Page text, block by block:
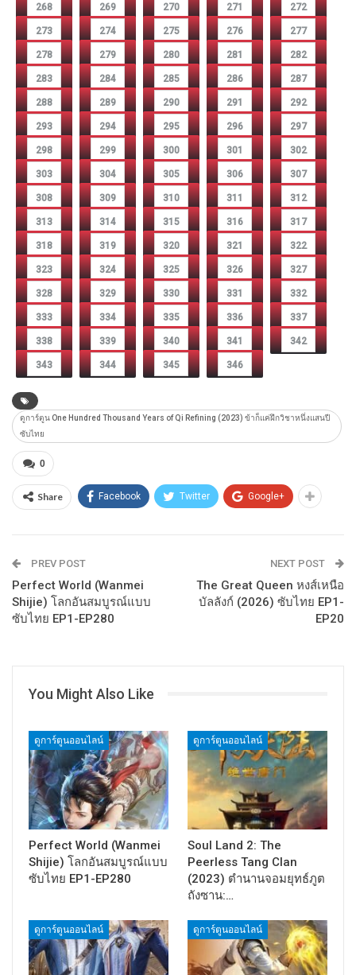
268 269 270 271 272
273 274 275 276 277
278 279 280 281 282
283 284 285 286 287
288 289 290 291 292
293 294 295 296 297
298 299 300 301 302
303 304 305 306 307
308 309 310 311 312
313 314 315 316 317
318 319 320 321 322
323 324 325 326 327
328 329 330 331 332
333 334 335 336 337
338 339 340 341 342
343 344 345 346
ดูการ์ตูน One Hundred Thousand Years of Qi Refining (2023) ข้าก็แค่ฝึกวิชาหนึ่งแสนปี
ซับไทย
0
Share Facebook Twitter Google+
PREV POST
Perfect World (Wanmei
Shijie) โลกอันสมบูรณ์แบบ
ซับไทย EP1-EP280
NEXT POST
The Great Queen หงส์เหนือ
บัลลังก์ (2026) ซับไทย EP1-
EP20
You Might Also Like
ดูการ์ตูนออนไลน์
Perfect World (Wanmei
Shijie) โลกอันสมบูรณ์แบบ
ซับไทย EP1-EP280
ดูการ์ตูนออนไลน์
Soul Land 2: The
Peerless Tang Clan
(2023) ตำนานจอมยุทธ์ภูต
ถังซาน:…
ดูการ์ตูนออนไลน์ ดูการ์ตูนออนไลน์